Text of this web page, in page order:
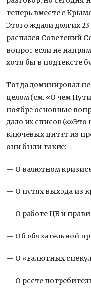
теперь вместе с
Этого ждали долгих
распался Советский
вопрос если не
хотя бы в подтексте
Тогда доминировал
целом (см. «О чем
ноябре основные
дало их список («»Это
ключевых цитат из
они были такие:
— О валютном
— О путях выхода из
— О работе ЦБ и
— Об обязательной
— О «валютных
— О росте